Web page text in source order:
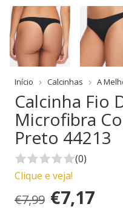
Início Calcinhas A
Calcinha Fio
Microfibra
Preto 44213
(0)
Clique e veja!
€7,99 €7,17